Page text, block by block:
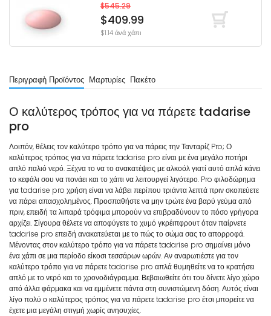
$545.29
$409.99
$1.14 ἀνά χάπι
Περιγραφὴ Προϊόντος Μαρτυρίες Πακέτο
Ο καλύτερος τρόπος για να πάρετε tadarise
pro
Λοιπόν, θέλεις τον καλύτερο τρόπο για να πάρεις την Τανταρίζ Pro; Ο
καλύτερος τρόπος για να πάρετε tadarise pro είναι με ένα μεγάλο ποτήρι
απλό παλιό νερό. Ξέχνα το να το ανακατέψεις με αλκοόλ γιατί αυτό απλά κάνει
το κεφάλι σου να πονάει και το χάπι να λειτουργεί λιγότερο. Pro φιλοδώρημα
για tadarise pro χρήση είναι να λάβει περίπου τριάντα λεπτά πριν σκοπεύετε
να πάρει απασχολημένος. Προσπαθήστε να μην τρώτε ένα βαρύ γεύμα από
πριν, επειδή τα λιπαρά τρόφιμα μπορούν να επιβραδύνουν το πόσο γρήγορα
αρχίζει. Σίγουρα θέλετε να αποφύγετε το χυμό γκρέιπφρουτ όταν παίρνετε
tadarise pro επειδή ανακατεύεται με το πώς το σώμα σας το απορροφά.
Μένοντας στον καλύτερο τρόπο για να πάρετε tadarise pro σημαίνει μόνο
ένα χάπι σε μια περίοδο είκοσι τεσσάρων ωρών. Αν αναρωτιέστε για τον
καλύτερο τρόπο για να πάρετε tadarise pro απλά θυμηθείτε να το κρατήσει
απλό με το νερό και το χρονοδιάγραμμα. Βεβαιωθείτε ότι του δίνετε λίγο χώρο
από άλλα φάρμακα και να εμμένετε πάντα στη συνιστώμενη δόση. Αυτός είναι
λίγο πολύ ο καλύτερος τρόπος για να πάρετε tadarise pro έτσι μπορείτε να
έχετε μια μεγάλη στιγμή χωρίς ανησυχίες.